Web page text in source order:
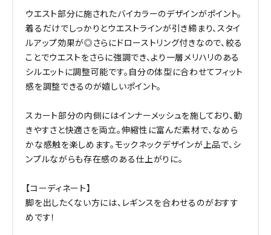
ウエスト部分に施されたバイカラーのデザインがポイント。
着るだけでしっかりとウエストラインが引き締まり、スタイ
ルアップ効果が◎さらにドローストリング付きなので、絞る
ことでウエストをさらに強調でき、より一層メリハリのある
シルエットに調整可能です。自分の体型に合わせてフィット
感を調整できるのが嬉しいポイント。
スカート部分の内側にはインナーメッシュを施しており、動
きやすさと快適さを両立。伸縮性に富んだ素材で、なめら
かな感触を楽しめます。モックネックデザインが上品で、シ
ンプルながらも存在感のある仕上がりに。
【コーディネート】
脚を出したくない方には、レギンスを合わせるのがおすす
めです！